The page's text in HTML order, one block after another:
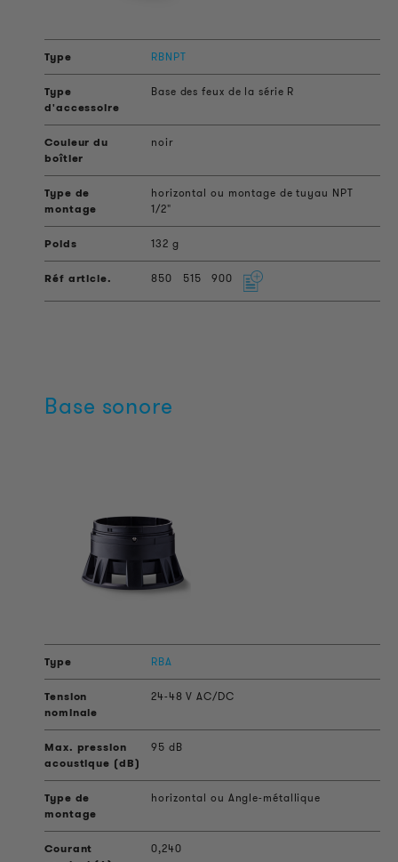
RBNPT
Base des feux de la série R
noir
horizontal ou montage de tuyau NPT
1/2"
132 g
850 515 900
Base sonore
RBA
24-48 V AC/DC
95 dB
horizontal ou Angle-métallique
0,240